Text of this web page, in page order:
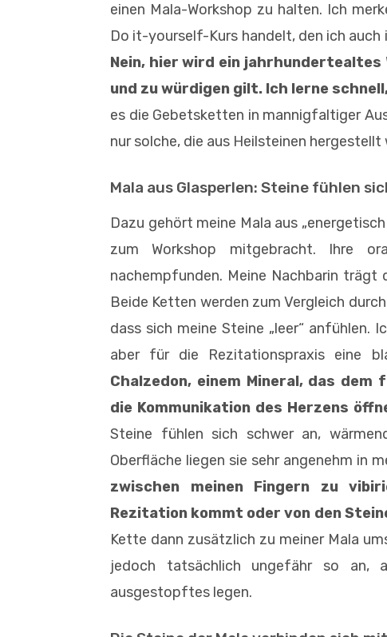
einen Mala-Workshop zu halten. Ich
Do it-yourself-Kurs handelt, den ich
Nein, hier wird ein
und zu würdigen gilt. Ich lerne
es die Gebetsketten in mannigfaltiger
nur solche, die aus Heilsteinen hergestellt
Mala aus Glasperlen: Steine fühlen
Dazu gehört meine Mala aus
zum Workshop mitgebracht. Ihre
nachempfunden. Meine Nachbarin trägt
Beide Ketten werden zum Vergleich
dass sich meine Steine „leer“ anfühlen.
aber für die Rezitationspraxis eine
Chalzedon, einem Mineral, das
die Kommunikation des Herzens
Steine fühlen sich schwer an,
Oberfläche liegen sie sehr angenehm in
zwischen meinen Fingern zu
Rezitation kommt oder von den
Kette dann zusätzlich zu meiner Mala
jedoch tatsächlich ungefähr so an,
ausgestopftes legen.